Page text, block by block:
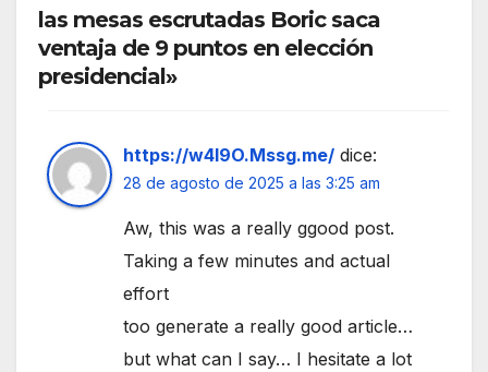
las mesas escrutadas Boric saca
ventaja de 9 puntos en elección
presidencial»
https://w4I9O.Mssg.me/ dice:
28 de agosto de 2025 a las 3:25 am
Aw, this was a really ggood post.
Taking a few minutes and actual
effort
too generate a really good article…
but what can I say… I hesitate a lot